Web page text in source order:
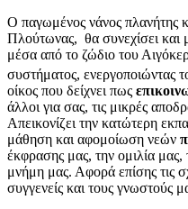
Ο παγωμένος νάνος πλανήτης
Πλούτωνας, θα συνεχίσει και
μέσα από το ζώδιο του
συστήματος, ενεργοποιώντας
οίκος που δείχνει πως
άλλοι για σας, τις μικρές
Απεικονίζει την κατώτερη
μάθηση και αφομοίωση νεών
έκφρασης μας, την ομιλία μας,
μνήμη μας. Αφορά επίσης τις
συγγενείς και τους γνωστούς